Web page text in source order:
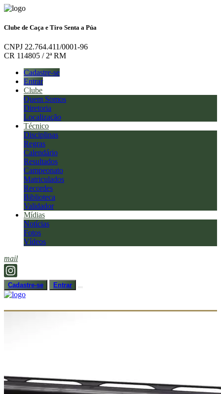
Clube de Caça e Tiro Senta a Púa
CNPJ 22.764.411/0001-96
CR 114805 / 2ª RM
Cadastre-se
Entrar
Clube
Quem Somos
Diretoria
Localização
Técnico
Disciplinas
Regras
Calendário
Resultados
Campeonato
Matriculados
Recordes
Biblioteca
Validador
Mídias
Notícias
Fotos
Vídeos
mail
Cadastre-se Entrar